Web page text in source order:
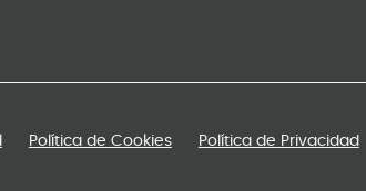
Política de Cookies Política de Privacidad